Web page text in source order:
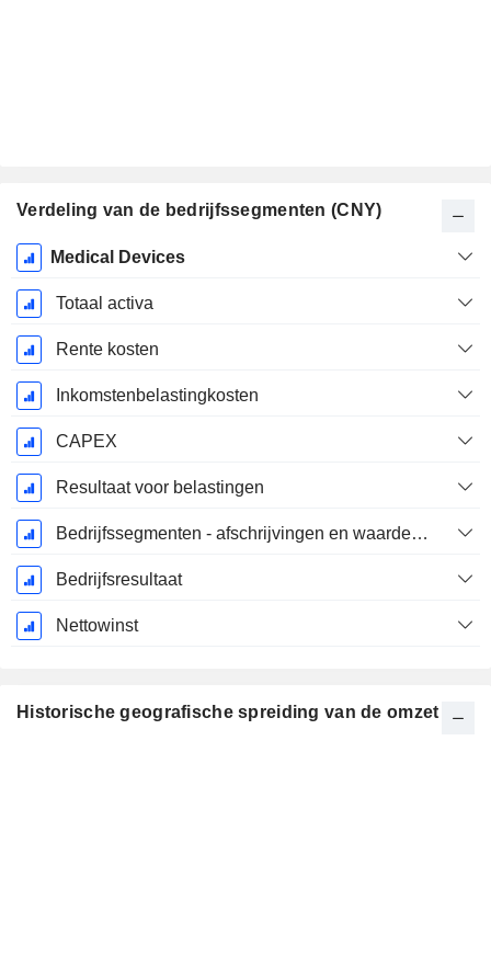
Verdeling van de bedrijfssegmenten (CNY)
Start
boekjaar:
December
Medical Devices
Totaal activa
Rente kosten
Inkomstenbelastingkosten
CAPEX
Resultaat voor belastingen
Bedrijfssegmenten - afschrijvingen en waardeverminderingen
Bedrijfsresultaat
Nettowinst
Historische geografische spreiding van de omzet